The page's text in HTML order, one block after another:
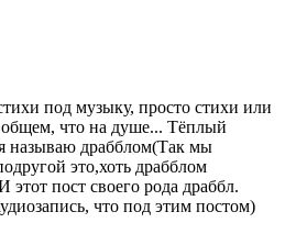
под музыку, просто стихи или
что на душе... Тёплый
называю драбблом(Так мы
это,хоть драбблом
пост своего рода драббл.
что под этим постом)